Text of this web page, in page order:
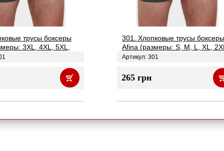
трусы боксеры
3XL, 4XL, 5XL,
301. Хлопковые трусы боксеры
Afina (размеры: S, M, L, XL,
Артикул: 301
265 грн